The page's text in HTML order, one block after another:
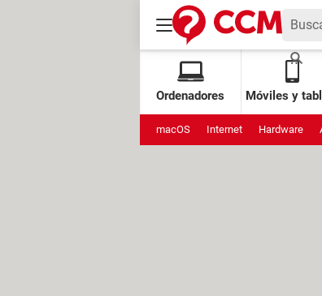
Ordenadores Móviles y
macOS Internet Hardware